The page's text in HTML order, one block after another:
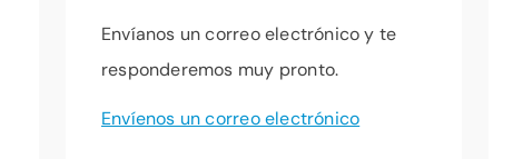
Envíanos un correo electrónico y te
responderemos muy pronto.
Envíenos un correo electrónico